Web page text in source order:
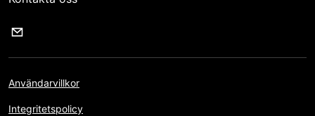
Användarvillkor
Integritetspolicy